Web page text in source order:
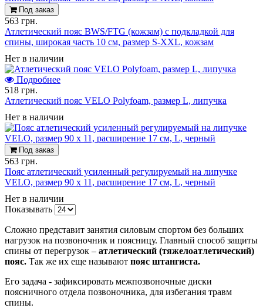
Под заказ
563 грн.
Атлетический пояс BWS/FTG (кожзам) с подкладкой для
спины, широкая часть 10 см, размер S-XXL, кожзам
Нет в наличии
Подробнее
518 грн.
Атлетический пояс VELO Polyfoam, размер L, липучка
Нет в наличии
Под заказ
563 грн.
Пояс атлетический усиленный регулируемый на липучке
VELO, размер 90 х 11, расширение 17 см, L, черный
Нет в наличии
Показывать
Сложно представит занятия силовым спортом без больших
нагрузок на позвоночник и поясницу. Главный способ защиты
спины от перегрузок – атлетический (тяжелоатлетический)
пояс. Так же их еще называют пояс штангиста.
Его задача - зафиксировать межпозвоночные диски
поясничного отдела позвоночника, для избегания травм
спины.